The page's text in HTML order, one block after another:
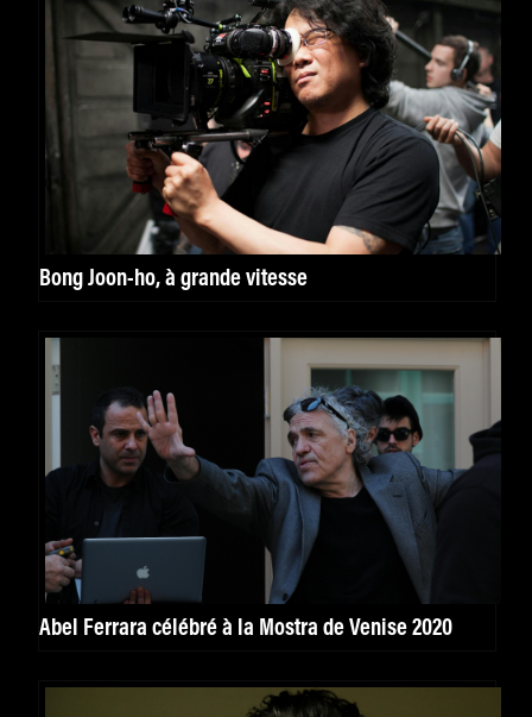
Bong Joon-ho, à grande vitesse
Abel Ferrara célébré à la Mostra de Venise 2020